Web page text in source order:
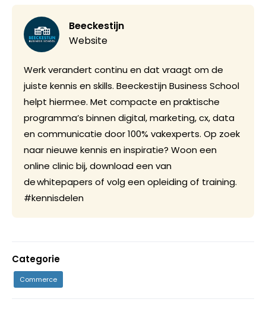
Beeckestijn
Website
Werk verandert continu en dat vraagt om de
juiste kennis en skills. Beeckestijn Business School
helpt hiermee. Met compacte en praktische
programma’s binnen digital, marketing, cx, data
en communicatie door 100% vakexperts. Op zoek
naar nieuwe kennis en inspiratie? Woon een
online clinic bij, download een van
de whitepapers of volg een opleiding of training.
#kennisdelen
Categorie
Commerce